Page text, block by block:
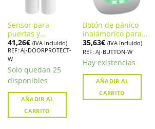
Sensor para
puertas y
ventanas Alarma
Ajax DoorProtect
41,26€ (IVA Incluido)
REF: AJ-DOORPROTECT-
W
Solo quedan 25
disponibles
AÑADIR AL
CARRITO
Botón de pánico
inalámbrico para
Sistema de Alarma
AJAX BUTTON (AJ-
BUTTON-W)
35,63€ (IVA Incluido)
REF: AJ-BUTTON-W
Hay existencias
AÑADIR AL
CARRITO